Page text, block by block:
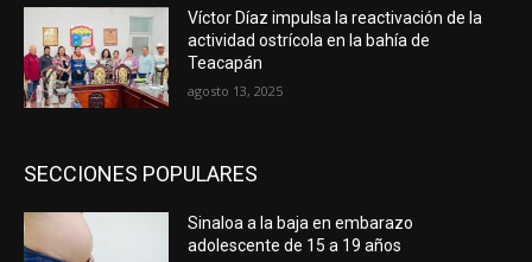
Víctor Díaz impulsa la reactivación de la
actividad ostrícola en la bahía de
Teacapán
agosto 13, 2025
SECCIONES POPULARES
Sinaloa a la baja en embarazo
adolescente de 15 a 19 años